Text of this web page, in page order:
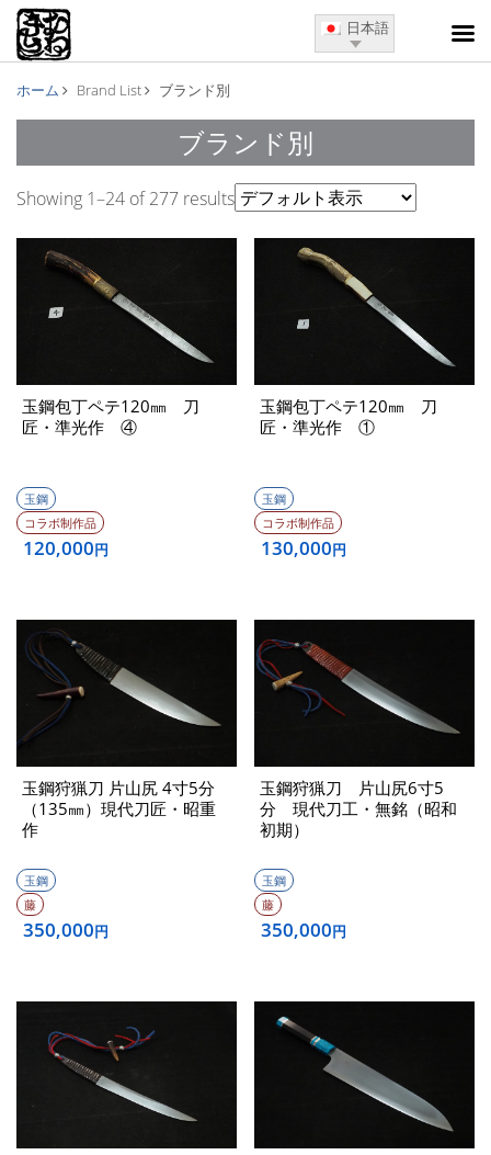
日本語
ホーム Brand List ブランド別
ブランド別
Showing 1–24 of 277 results
玉鋼包丁ペテ120㎜ 刀
匠・準光作 ④
玉鋼
コラボ制作品
120,000円
玉鋼包丁ペテ120㎜ 刀
匠・準光作 ①
玉鋼
コラボ制作品
130,000円
玉鋼狩猟刀 片山尻 4寸5分
（135㎜）現代刀匠・昭重
作
玉鋼
藤
350,000円
玉鋼狩猟刀 片山尻6寸5
分 現代刀工・無銘（昭和
初期）
玉鋼
藤
350,000円